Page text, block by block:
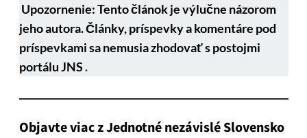
Upozornenie: Tento článok je výlučne názorom
jeho autora. Články, príspevky a komentáre pod
príspevkami sa nemusia zhodovať s postojmi
portálu JNS.
Objavte viac z Jednotné nezávislé Slovensko